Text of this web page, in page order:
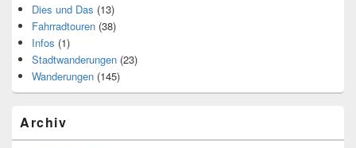
Dies und Das (13)
Fahrradtouren (38)
Infos (1)
Stadtwanderungen (23)
Wanderungen (145)
Archiv